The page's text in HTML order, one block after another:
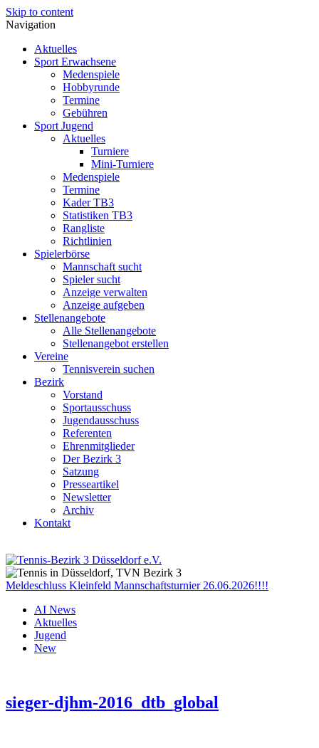
Skip to content
Navigation
Aktuelles
Sport Erwachsene
Medenspiele
Hobbyrunde
Termine
Gebühren
Sport Jugend
Aktuelles
Turniere
Mini-Turniere
Medenspiele
Termine
Kader TB3
Statistiken TB3
Rangliste
Richtlinien
Spielerbörse
Mannschaft sucht
Spieler sucht
Anzeige verwalten
Anzeige aufgeben
Stellenangebote
Alle Stellenangebote
Stellenangebot erstellen
Vereine
Tennisverein suchen
Bezirk
Vorstand
Sportausschuss
Jugendausschuss
Referenten
Ehrenmitglieder
Der Bezirk 3
Satzung
Presseartikel
Newsletter
Archiv
Kontakt
Meldeschluss Kleinfeld Mannschaftsturnier 26.06.2026!!!!
AI News
Aktuelles
Jugend
New
sieger-djhm-2016_dtb_global